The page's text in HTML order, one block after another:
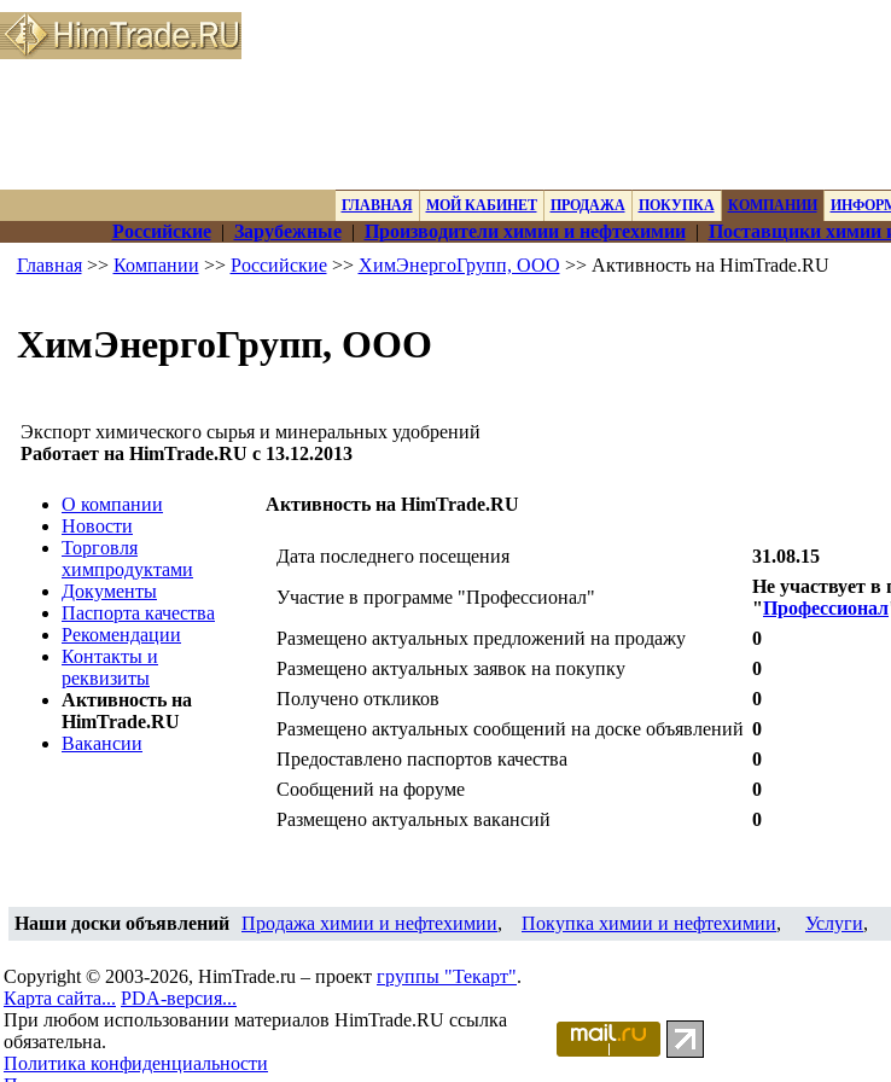
ГЛАВНАЯ МОЙ КАБИНЕТ ПРОДАЖА ПОКУПКА КОМПАНИИ
Российские| Зарубежные| Производители химии и нефтехимии| Поставщики химии
Главная>> Компании >> Российские>> ХимЭнергоГрупп, ООО >> Активность на HimTrade.RU
ХимЭнергоГрупп, ООО
Экспорт химического сырья и минеральных удобрений
Работает на HimTrade.RU с 13.12.2013
О компании
Новости
Торговля
химпродуктами
Документы
Паспорта качества
Рекомендации
Контакты и
реквизиты
Активность на
HimTrade.RU
Вакансии
Активность на HimTrade.RU
Дата последнего посещения
31.08.15
Участие в программе "Профессионал"
Не участвует в
"Профессионал
Размещено актуальных предложений на продажу
0
Размещено актуальных заявок на покупку
0
Получено откликов
0
Размещено актуальных сообщений на доске объявлений 0
Предоставлено паспортов качества
0
Сообщений на форуме
0
Размещено актуальных вакансий
0
Наши доски объявлений Продажа химии и нефтехимии, Покупка химии и нефтехимии, Услуги,
Copyright © 2003-2026, HimTrade.ru – проект группы "Текарт".
Карта сайта... PDA-версия...
При любом использовании материалов HimTrade.RU ссылка
обязательна.
Политика конфиденциальности